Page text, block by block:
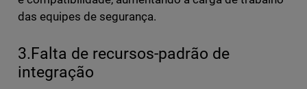
das equipes de segurança.
3.Falta de recursos-padrão de
integração